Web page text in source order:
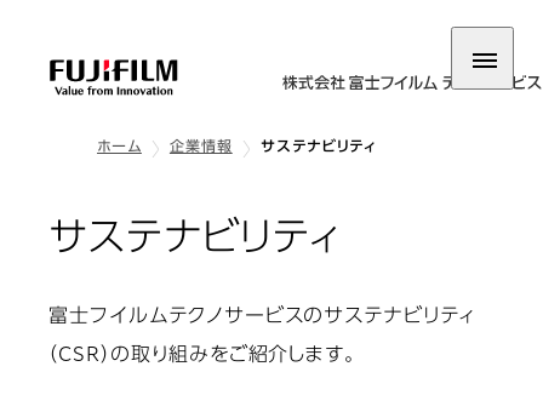
ホーム 企業情報 サステナビリティ
サステナビリティ
富士フイルムテクノサービスのサステナビリティ
（CSR）の取り組みをご紹介します。